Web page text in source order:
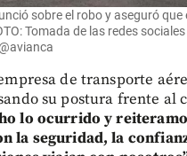
sobre el robo y aseguró que
Tomada de las redes sociales
de transporte
su postura frente al
lo ocurrido y
la seguridad, la